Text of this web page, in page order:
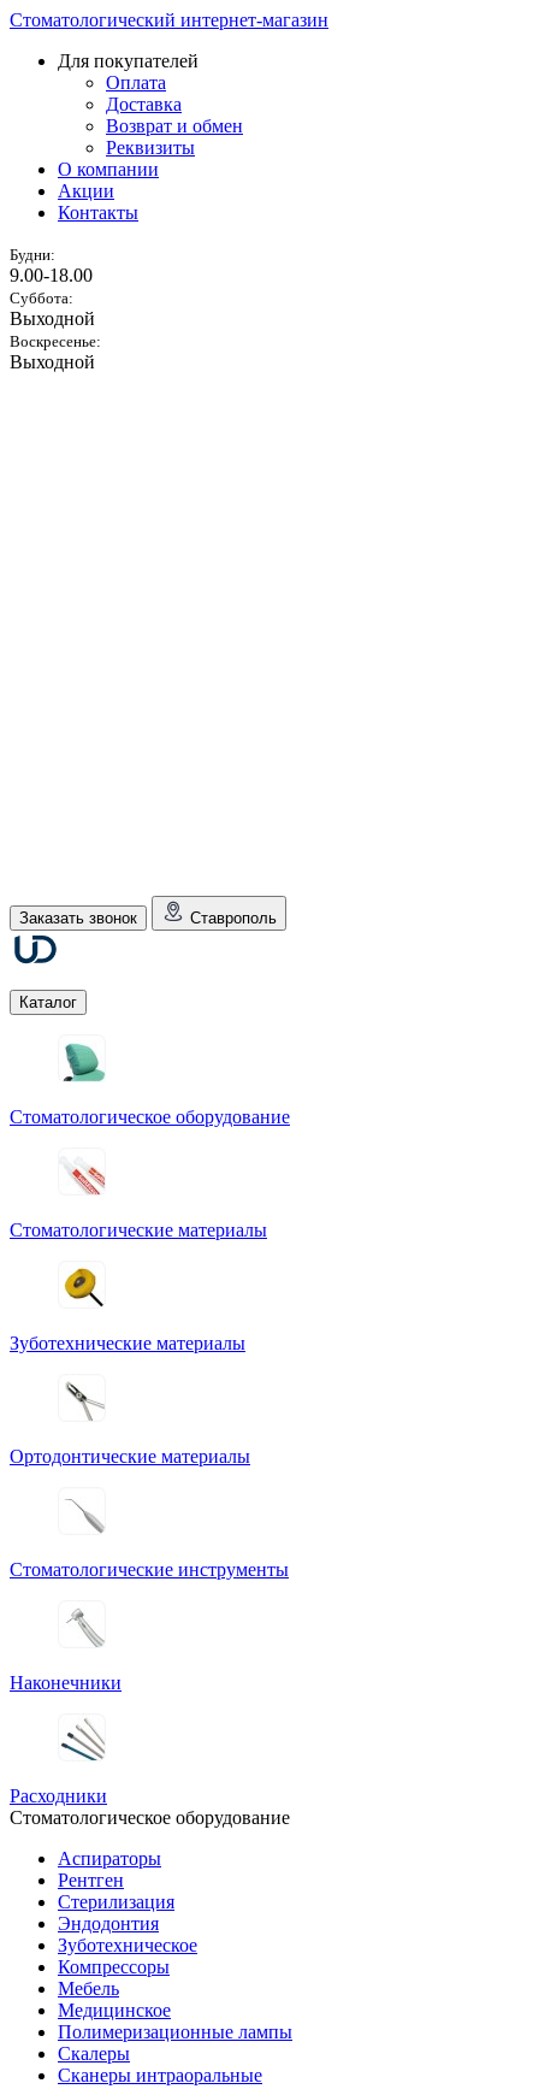
Стоматологический интернет-магазин
Для покупателей
Оплата
Доставка
Возврат и обмен
Реквизиты
О компании
Акции
Контакты
Будни:
9.00-18.00
Суббота:
Выходной
Воскресенье:
Выходной
Заказать звонок Ставрополь
Каталог
Стоматологическое оборудование
Стоматологические материалы
Зуботехнические материалы
Ортодонтические материалы
Стоматологические инструменты
Наконечники
Расходники
Стоматологическое оборудование
Аспираторы
Рентген
Стерилизация
Эндодонтия
Зуботехническое
Компрессоры
Мебель
Медицинское
Полимеризационные лампы
Скалеры
Сканеры интраоральные